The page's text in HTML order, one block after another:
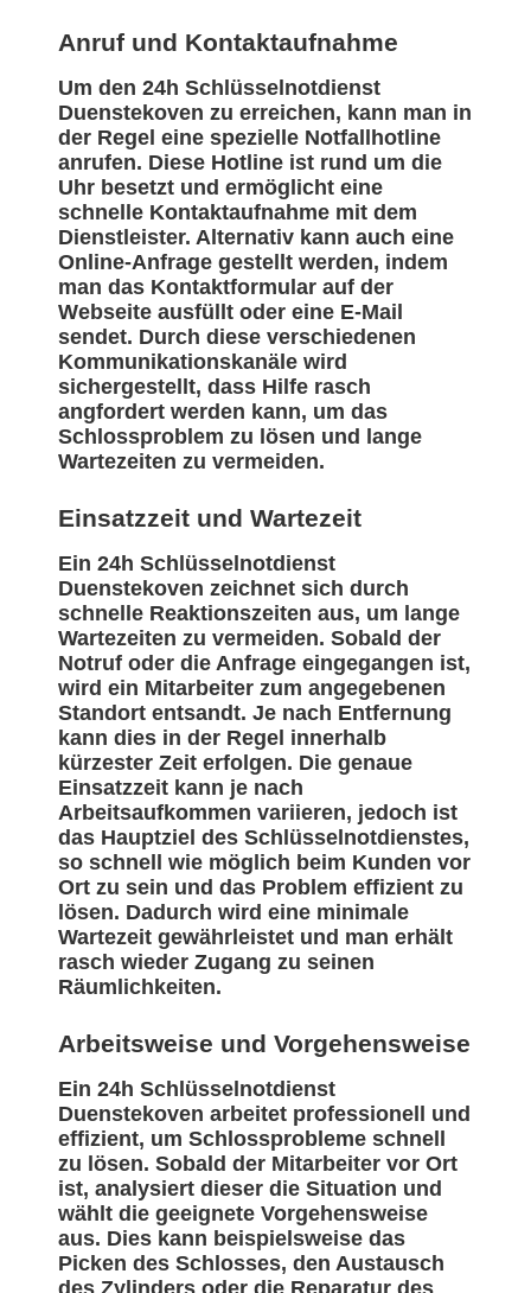
Anruf und Kontaktaufnahme
Um den 24h Schlüsselnotdienst
Duenstekoven zu erreichen, kann man in
der Regel eine spezielle Notfallhotline
anrufen. Diese Hotline ist rund um die
Uhr besetzt und ermöglicht eine
schnelle Kontaktaufnahme mit dem
Dienstleister. Alternativ kann auch eine
Online-Anfrage gestellt werden, indem
man das Kontaktformular auf der
Webseite ausfüllt oder eine E-Mail
sendet. Durch diese verschiedenen
Kommunikationskanäle wird
sichergestellt, dass Hilfe rasch
angfordert werden kann, um das
Schlossproblem zu lösen und lange
Wartezeiten zu vermeiden.
Einsatzzeit und Wartezeit
Ein 24h Schlüsselnotdienst
Duenstekoven zeichnet sich durch
schnelle Reaktionszeiten aus, um lange
Wartezeiten zu vermeiden. Sobald der
Notruf oder die Anfrage eingegangen ist,
wird ein Mitarbeiter zum angegebenen
Standort entsandt. Je nach Entfernung
kann dies in der Regel innerhalb
kürzester Zeit erfolgen. Die genaue
Einsatzzeit kann je nach
Arbeitsaufkommen variieren, jedoch ist
das Hauptziel des Schlüsselnotdienstes,
so schnell wie möglich beim Kunden vor
Ort zu sein und das Problem effizient zu
lösen. Dadurch wird eine minimale
Wartezeit gewährleistet und man erhält
rasch wieder Zugang zu seinen
Räumlichkeiten.
Arbeitsweise und Vorgehensweise
Ein 24h Schlüsselnotdienst
Duenstekoven arbeitet professionell und
effizient, um Schlossprobleme schnell
zu lösen. Sobald der Mitarbeiter vor Ort
ist, analysiert dieser die Situation und
wählt die geeignete Vorgehensweise
aus. Dies kann beispielsweise das
Picken des Schlosses, den Austausch